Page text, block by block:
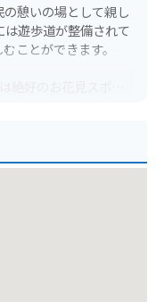
憩いの場として親し
遊歩道が整備されて
ことができます。
絶好のお花見スポッ
場がいくつかありま